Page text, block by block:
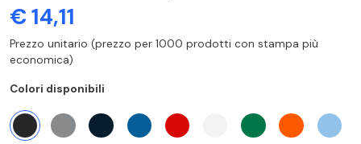
€ 14,11
Prezzo unitario (prezzo per 1000 prodotti con stampa più
economica)
Colori disponibili